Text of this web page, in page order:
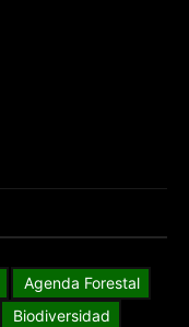
Agenda Forestal
Biodiversidad